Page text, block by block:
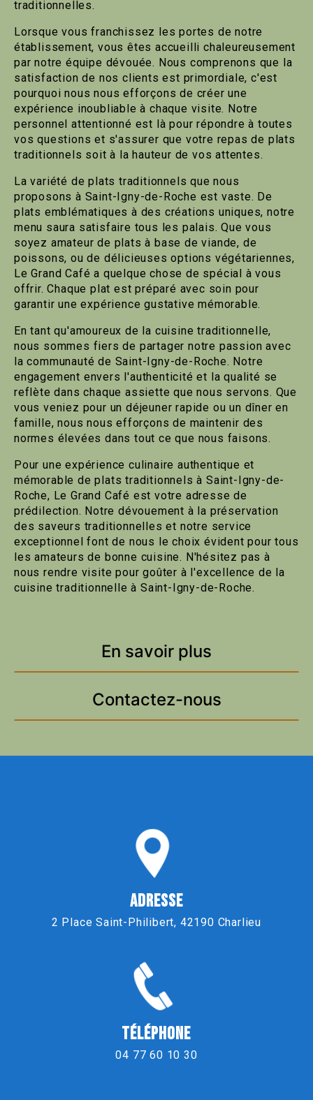
traditionnelles.
Lorsque vous franchissez les portes de notre
établissement, vous êtes accueilli chaleureusement
par notre équipe dévouée. Nous comprenons que la
satisfaction de nos clients est primordiale, c'est
pourquoi nous nous efforçons de créer une
expérience inoubliable à chaque visite. Notre
personnel attentionné est là pour répondre à toutes
vos questions et s'assurer que votre repas de plats
traditionnels soit à la hauteur de vos attentes.
La variété de plats traditionnels que nous
proposons à Saint-Igny-de-Roche est vaste. De
plats emblématiques à des créations uniques, notre
menu saura satisfaire tous les palais. Que vous
soyez amateur de plats à base de viande, de
poissons, ou de délicieuses options végétariennes,
Le Grand Café a quelque chose de spécial à vous
offrir. Chaque plat est préparé avec soin pour
garantir une expérience gustative mémorable.
En tant qu'amoureux de la cuisine traditionnelle,
nous sommes fiers de partager notre passion avec
la communauté de Saint-Igny-de-Roche. Notre
engagement envers l'authenticité et la qualité se
reflète dans chaque assiette que nous servons. Que
vous veniez pour un déjeuner rapide ou un dîner en
famille, nous nous efforçons de maintenir des
normes élevées dans tout ce que nous faisons.
Pour une expérience culinaire authentique et
mémorable de plats traditionnels à Saint-Igny-de-
Roche, Le Grand Café est votre adresse de
prédilection. Notre dévouement à la préservation
des saveurs traditionnelles et notre service
exceptionnel font de nous le choix évident pour tous
les amateurs de bonne cuisine. N'hésitez pas à
nous rendre visite pour goûter à l'excellence de la
cuisine traditionnelle à Saint-Igny-de-Roche.
En savoir plus
Contactez-nous
ADRESSE
2 Place Saint-Philibert, 42190 Charlieu
TÉLÉPHONE
04 77 60 10 30